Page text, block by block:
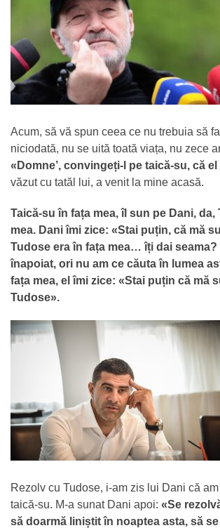
Acum, să vă spun ceea ce nu trebuia să
niciodată, nu se uită toată viața, nu zece
«Domne’, convingeți-l pe taică-su, că
văzut cu tatăl lui, a venit la mine acasă.
Taică-su în fața mea, îl sun pe Dani, da,
mea. Dani îmi zice: «Stai puțin, că mă
Tudose era în fața mea… îți dai seama?
înapoiat, ori nu am ce căuta în lumea
fața mea, el îmi zice: «Stai puțin că mă
Tudose».
Rezolv cu Tudose, i-am zis lui Dani că
taică-su. M-a sunat Dani apoi: «Se
să doarmă liniștit în noaptea asta, să